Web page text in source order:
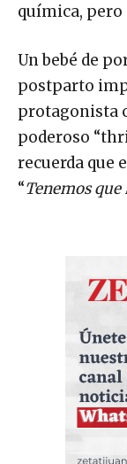
química, pero
Un bebé de
postparto
protagonista
poderoso
recuerda que
“Tenemos que